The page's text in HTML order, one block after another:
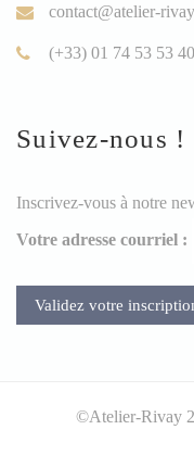
contact@atelier-
(+33) 01 74 53 53 40
Suivez-nous !
Inscrivez-vous à notre
Votre adresse courriel :
©Atelier-Rivay